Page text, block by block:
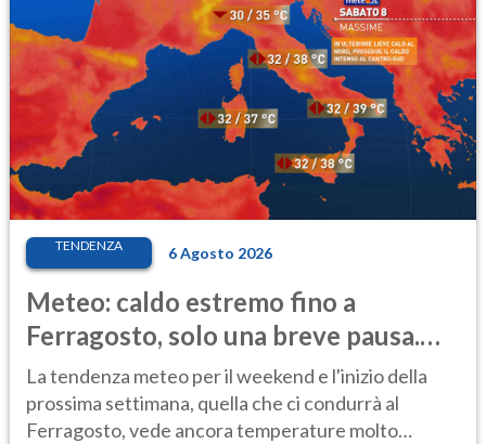
TENDENZA 6 Agosto 2026
Meteo: caldo estremo fino a
Ferragosto, solo una breve pausa.
Ecco dove
La tendenza meteo per il weekend e l'inizio della
prossima settimana, quella che ci condurrà al
Ferragosto, vede ancora temperature molto